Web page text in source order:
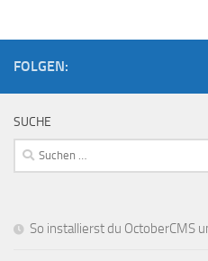
FOLGEN:
SUCHE
Suchen
nach:
So installierst du OctoberCMS